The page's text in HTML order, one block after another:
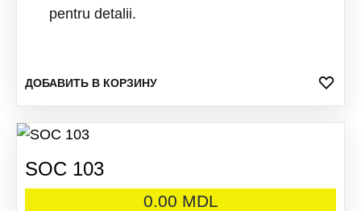
pentru detalii.
ДОБАВИТЬ В КОРЗИНУ
SOC 103
0.00 MDL